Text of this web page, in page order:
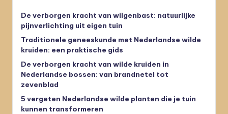
De verborgen kracht van wilgenbast: natuurlijke
pijnverlichting uit eigen tuin
Traditionele geneeskunde met Nederlandse wilde
kruiden: een praktische gids
De verborgen kracht van wilde kruiden in
Nederlandse bossen: van brandnetel tot
zevenblad
5 vergeten Nederlandse wilde planten die je tuin
kunnen transformeren